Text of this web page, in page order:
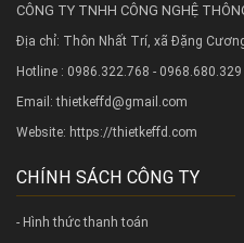
CÔNG TY TNHH CÔNG NGHỆ
Địa chỉ: Thôn Nhất Trí, xã Đặng
Hotline : 0986.322.768 - 0968.680.329
Email: thietkeffd@gmail.com
Website: https://thietkeffd.com
CHÍNH SÁCH CÔNG TY
- Hình thức thanh toán